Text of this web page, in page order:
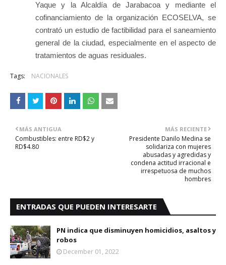
Yaque y la Alcaldía de Jarabacoa y mediante el
cofinanciamiento de la organización ECOSELVA, se
contrató un estudio de factibilidad para el saneamiento
general de la ciudad, especialmente en el aspecto de
tratamientos de aguas residuales.
Tags: NACIONALES
MÁS RECIENTE
Presidente Danilo Medina se
solidariza con mujeres
abusadas y agredidas y
condena actitud irracional e
irrespetuosa de muchos
hombres
MÁS ANTIGUA
Combustibles: entre RD$2 y
RD$4.80
ENTRADAS QUE PUEDEN INTERESARTE
PN indica que disminuyen homicidios, asaltos y
robos
December 01, 2022